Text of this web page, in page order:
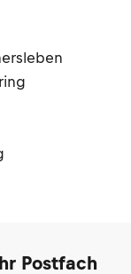
Postfach